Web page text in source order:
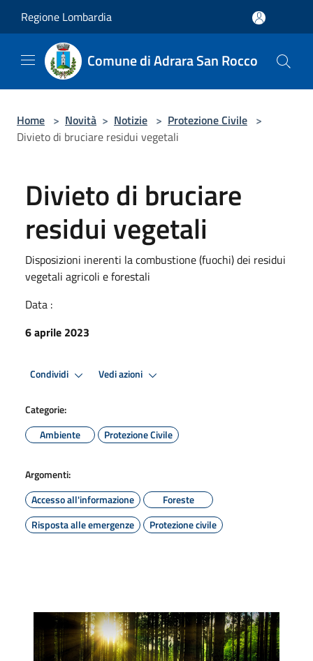
Regione Lombardia
Comune di Adrara San Rocco
Home > Novità > Notizie > Protezione Civile >
Divieto di bruciare residui vegetali
Divieto di bruciare
residui vegetali
Disposizioni inerenti la combustione (fuochi) dei residui
vegetali agricoli e forestali
Data :
6 aprile 2023
Condividi Vedi azioni
Categorie:
Ambiente
Protezione Civile
Argomenti:
Accesso all'informazione
Foreste
Risposta alle emergenze
Protezione civile